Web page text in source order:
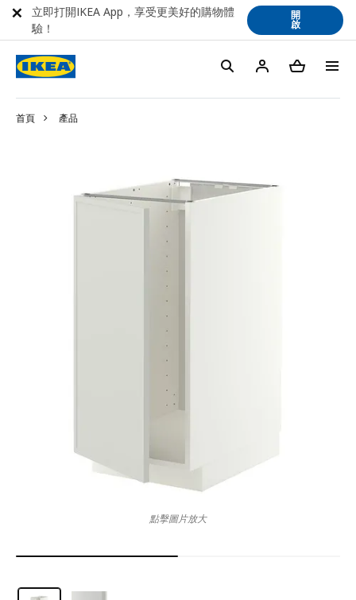
首頁 產品
點擊圖片放大
立即打開IKEA App，享受更美好的購物體
驗！
開
啟